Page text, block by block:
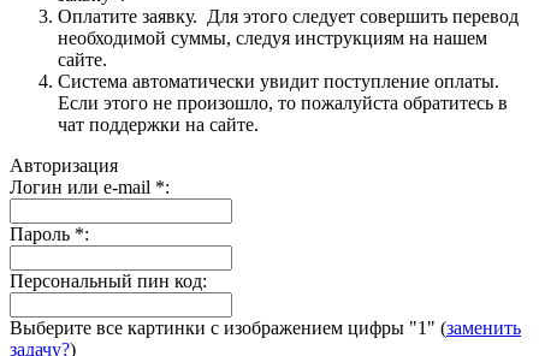
Оплатите заявку. Для этого следует совершить перевод
необходимой суммы, следуя инструкциям на нашем
сайте.
Система автоматически увидит поступление оплаты.
Если этого не произошло, то пожалуйста обратитесь в
чат поддержки на сайте.
Авторизация
Логин или e-mail *:
Пароль *:
Персональный пин код:
Выберите все картинки с изображением цифры "1" (заменить
задачу?)